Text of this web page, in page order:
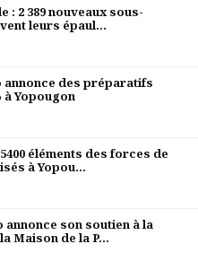
: 2 389 nouveaux sous-
leurs épaul...
annonce des préparatifs
à Yopougon
éléments des forces de
à Yopou...
annonce son soutien à la
Maison de la P...